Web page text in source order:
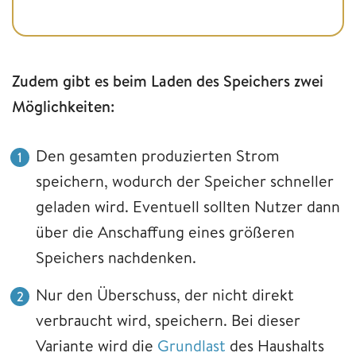
Zudem gibt es beim Laden des Speichers zwei
Möglichkeiten:
Den gesamten produzierten Strom
speichern, wodurch der Speicher schneller
geladen wird. Eventuell sollten Nutzer dann
über die Anschaffung eines größeren
Speichers nachdenken.
Nur den Überschuss, der nicht direkt
verbraucht wird, speichern. Bei dieser
Variante wird die Grundlast des Haushalts